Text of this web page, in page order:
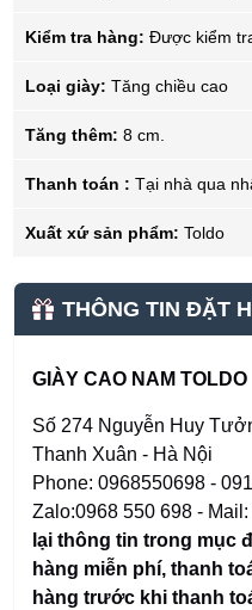
Kiểm tra hàng: Được kiểm
Loại giày: Tăng chiều cao
Tăng thêm: 8 cm.
Thanh toán : Tại nhà qua
Xuất xứ sản phẩm: Toldo
THÔNG TIN ĐẶT
GIÀY CAO NAM TOLDO
Số 274 Nguyễn Huy
Thanh Xuân - Hà Nội
Phone: 0968550698 -
Zalo:0968 550 698 -
lại thông tin trong mục
hàng miễn phí, thanh
hàng trước khi thanh